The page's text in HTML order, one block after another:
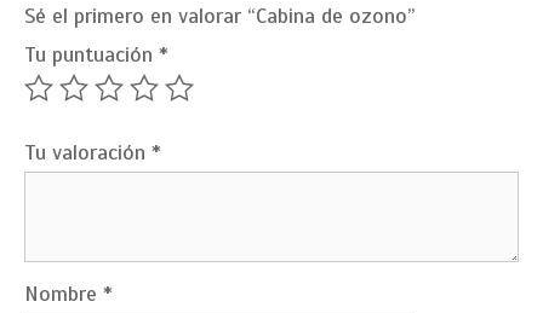
Sé el primero en valorar “Cabina de ozono”
Tu puntuación *
Tu valoración *
Nombre *